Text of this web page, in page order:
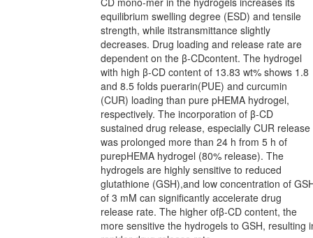
equilibrium swelling degree (ESD) and tensile
strength, while itstransmittance slightly
decreases. Drug loading and release rate are
dependent on the β-CDcontent. The hydrogel
with high β-CD content of 13.83 wt% shows 1.8
and 8.5 folds puerarin(PUE) and curcumin
(CUR) loading than pure pHEMA hydrogel,
respectively. The incorporation of β-CD
sustained drug release, especially CUR release
was prolonged more than 24 h from 5 h of
purepHEMA hydrogel (80% release). The
hydrogels are highly sensitive to reduced
glutathione (GSH),and low concentration of
of 3 mM can significantly accelerate drug
release rate. The higher ofβ-CD content, the
more sensitive the hydrogels to GSH, resulting